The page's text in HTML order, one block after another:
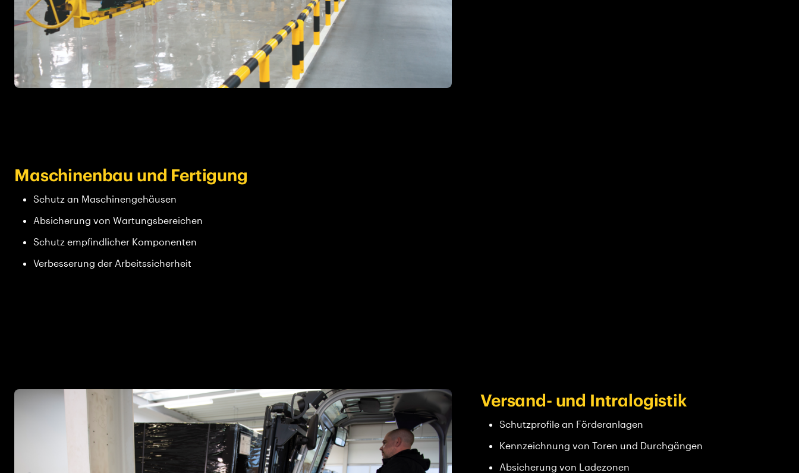
Maschinenbau und Fertigung
Schutz an Maschinengehäusen
Absicherung von Wartungsbereichen
Schutz empfindlicher Komponenten
Verbesserung der Arbeitssicherheit
Versand- und Intralogistik
Schutzprofile an Förderanlagen
Kennzeichnung von Toren und Durchgängen
Absicherung von Ladezonen